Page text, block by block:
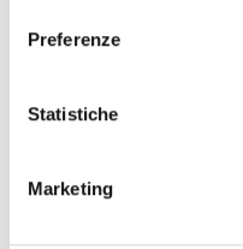
Preferenze
Statistiche
Marketing